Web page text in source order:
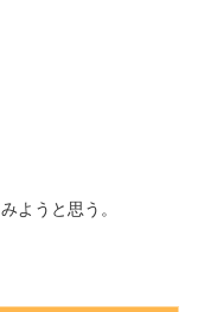
ようと思う。